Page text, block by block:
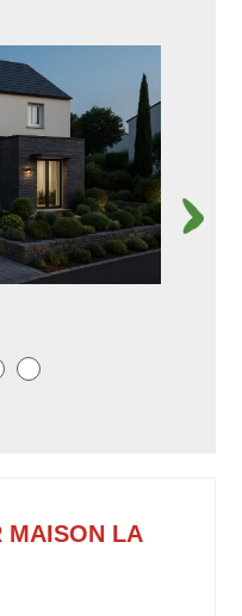
MAISON LA